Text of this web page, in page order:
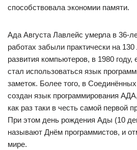
способствовала экономии памяти.
Ада Августа Лавлейс умерла в 36-
работах забыли практически на
развития компьютеров, в 1980
стал использоваться язык
заметок. Более того, в
создан язык программирования
как раз таки в честь самой первой
При этом день рождения Ады (10
называют Днём программистов, и
мире.